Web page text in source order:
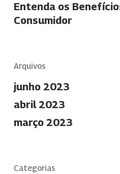
Entenda os
Consumidor
Arquivos
junho 2023
abril 2023
março 2023
Categorias